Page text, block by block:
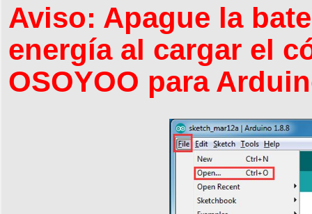
Aviso: Apague la
energía al cargar el
OSOYOO para